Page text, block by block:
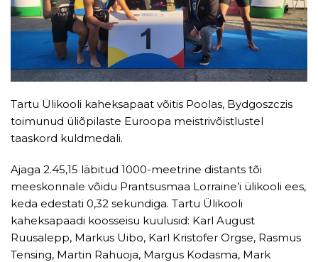
Tartu Ülikooli kaheksapaat võitis Poolas, Bydgoszczis
toimunud üliõpilaste Euroopa meistrivõistlustel
taaskord kuldmedali.
Ajaga 2.45,15 läbitud 1000-meetrine distants tõi
meeskonnale võidu Prantsusmaa Lorraine’i ülikooli ees,
keda edestati 0,32 sekundiga. Tartu Ülikooli
kaheksapaadi koosseisu kuulusid: Karl August
Ruusalepp, Markus Uibo, Karl Kristofer Orgse, Rasmus
Tensing, Martin Rahuoja, Margus Kodasma, Mark